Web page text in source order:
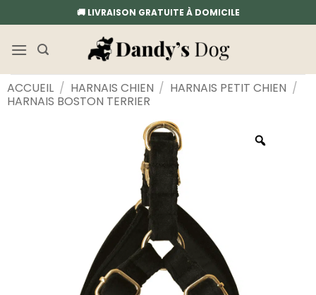
au
contenu
🚚 LIVRAISON GRATUITE À DOMICILE
ACCUEIL / HARNAIS CHIEN / HARNAIS PETIT CHIEN /
HARNAIS BOSTON TERRIER